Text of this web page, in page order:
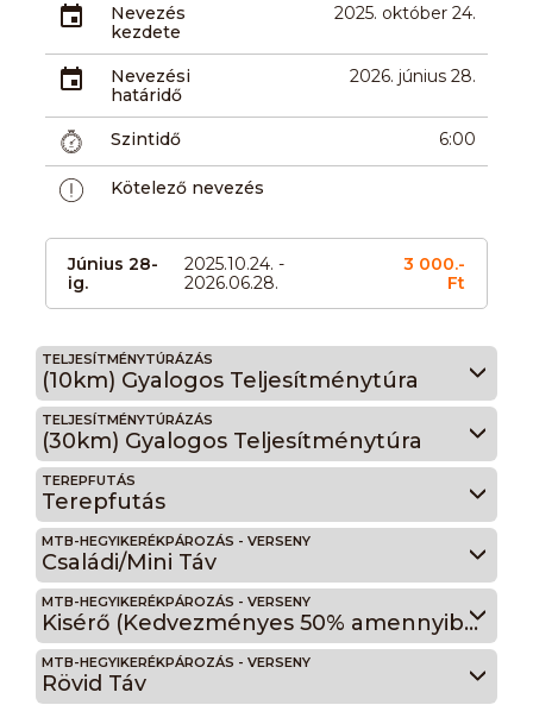
Nevezés
kezdete
2025. október 24.
Nevezési
határidő
2026. június 28.
Szintidő 6:00
Kötelező nevezés
Június 28-
ig.
2025.10.24. -
2026.06.28.
3 000.-
Ft
TELJESÍTMÉNYTÚRÁZÁS
(10km) Gyalogos Teljesítménytúra
TELJESÍTMÉNYTÚRÁZÁS
(30km) Gyalogos Teljesítménytúra
TEREPFUTÁS
Terepfutás
MTB-HEGYIKERÉKPÁROZÁS - VERSENY
Családi/Mini Táv
MTB-HEGYIKERÉKPÁROZÁS - VERSENY
Kisérő (Kedvezményes 50% amennyiben kísérem gyermekem, családi futamra)
MTB-HEGYIKERÉKPÁROZÁS - VERSENY
Rövid Táv